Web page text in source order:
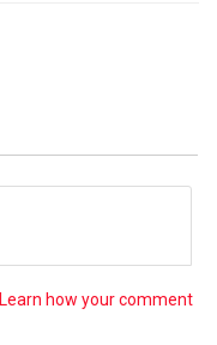
Learn how your comment